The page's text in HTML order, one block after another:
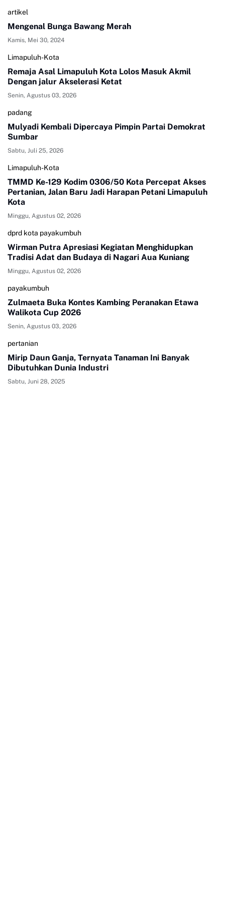
artikel
Mengenal Bunga Bawang Merah
Kamis, Mei 30, 2024
Limapuluh-Kota
Remaja Asal Limapuluh Kota Lolos Masuk Akmil
Dengan jalur Akselerasi Ketat
Senin, Agustus 03, 2026
padang
Mulyadi Kembali Dipercaya Pimpin Partai Demokrat
Sumbar
Sabtu, Juli 25, 2026
Limapuluh-Kota
TMMD Ke-129 Kodim 0306/50 Kota Percepat Akses
Pertanian, Jalan Baru Jadi Harapan Petani Limapuluh
Kota
Minggu, Agustus 02, 2026
dprd kota payakumbuh
Wirman Putra Apresiasi Kegiatan Menghidupkan
Tradisi Adat dan Budaya di Nagari Aua Kuniang
Minggu, Agustus 02, 2026
payakumbuh
Zulmaeta Buka Kontes Kambing Peranakan Etawa
Walikota Cup 2026
Senin, Agustus 03, 2026
pertanian
Mirip Daun Ganja, Ternyata Tanaman Ini Banyak
Dibutuhkan Dunia Industri
Sabtu, Juni 28, 2025